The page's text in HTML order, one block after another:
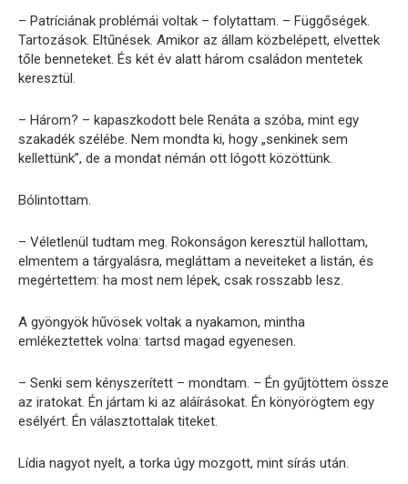
– Patríciának problémái voltak – folytattam. – Függőségek.
Tartozások. Eltűnések. Amikor az állam közbelépett, elvettek
tőle benneteket. És két év alatt három családon mentetek
keresztül.
– Három? – kapaszkodott bele Renáta a szóba, mint egy
szakadék szélébe. Nem mondta ki, hogy „senkinek sem
kellettünk”, de a mondat némán ott lógott közöttünk.
Bólintottam.
– Véletlenül tudtam meg. Rokonságon keresztül hallottam,
elmentem a tárgyalásra, megláttam a neveiteket a listán, és
megértettem: ha most nem lépek, csak rosszabb lesz.
A gyöngyök hűvösek voltak a nyakamon, mintha
emlékeztettek volna: tartsd magad egyenesen.
– Senki sem kényszerített – mondtam. – Én gyűjtöttem össze
az iratokat. Én jártam ki az aláírásokat. Én könyörögtem egy
esélyért. Én választottalak titeket.
Lídia nagyot nyelt, a torka úgy mozgott, mint sírás után.